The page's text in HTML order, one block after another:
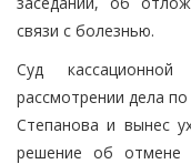
связи с болезнью.
Суд
рассмотрении дела
Степанова и вынес
решение об отмене